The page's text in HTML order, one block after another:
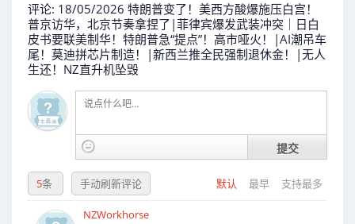
评论: 18/05/2026 特朗普变了！美西方酸爆施压白宫！
普京访华，北京节奏拿捏了|菲律宾爆发武装冲突｜日白
皮书要联美制华！特朗普急“提点”！高市哑火！|AI潮吊车
尾！莫迪拼芯片制造！|新西兰推全民强制退休金！|无人
生还！NZ直升机坠毁
提交
默认 最早 支持最多
5条 手动刷新评论
NZWorkhorse